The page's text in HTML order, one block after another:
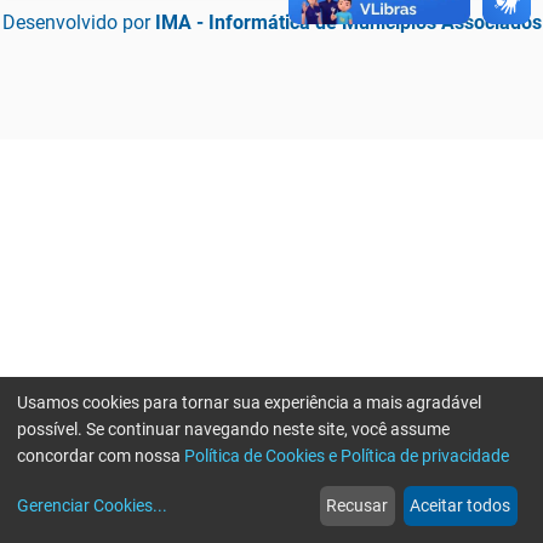
Desenvolvido por IMA - Informática de Municípios Associados
web
Notícias
more_horiz
Mais
Usamos cookies para tornar sua experiência a mais agradável
possível. Se continuar navegando neste site, você assume
concordar com nossa Política de Cookies e Política de privacidade
Gerenciar Cookies... Recusar Aceitar todos
Erro ao enviar informações, por favor tente novamente